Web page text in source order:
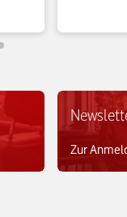
Zur